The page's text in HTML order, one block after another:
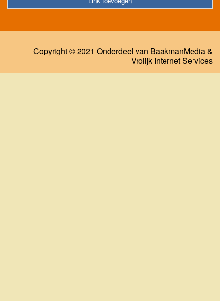
Copyright © 2021 Onderdeel van BaakmanMedia&
Vrolijk Internet Services